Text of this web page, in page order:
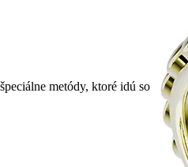
metódy, ktoré idú so